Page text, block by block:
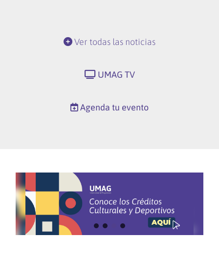
Ver todas las noticias
UMAG TV
Agenda tu evento